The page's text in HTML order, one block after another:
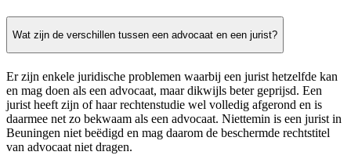
Wat zijn de verschillen tussen een advocaat en een jurist?
Er zijn enkele juridische problemen waarbij een jurist hetzelfde kan
en mag doen als een advocaat, maar dikwijls beter geprijsd. Een
jurist heeft zijn of haar rechtenstudie wel volledig afgerond en is
daarmee net zo bekwaam als een advocaat. Niettemin is een jurist in
Beuningen niet beëdigd en mag daarom de beschermde rechtstitel
van advocaat niet dragen.